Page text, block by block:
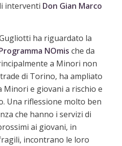
interventi Don Gian Marco
ha riguardato la
NOmis che da
a Minori non
di Torino, ha ampliato
Minori e giovani a rischio e
Una riflessione molto ben
che hanno i servizi di
ai giovani, in
incontrano le loro